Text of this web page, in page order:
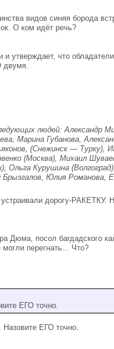
видов синяя борода
О ком идёт речь?
и утверждает, что
двумя.
людей: Александр
Марина Губанова,
(Снежинск — Турку),
(Москва), Михаил
Ольга Курушина (Волгоград),
Юлия Романова,
дорогу-РАКЕТКУ.
Дюма, посол багдадского
перегнать... Что?
ЕГО точно.
ЕГО точно.